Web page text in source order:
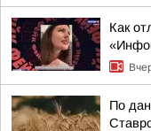
Как
По